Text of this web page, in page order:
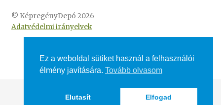
© KépregényDepó 2026
Adatvédelmi irányelvek
Ez a weboldal sütiket használ a felhasználói
élmény javítására. Tovább olvasom
Elutasít Elfogad